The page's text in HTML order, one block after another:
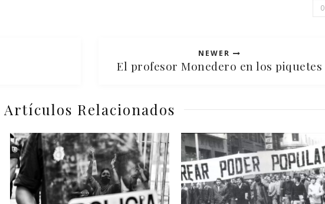
0
NEWER
El profesor Monedero en los piquetes
Artículos Relacionados